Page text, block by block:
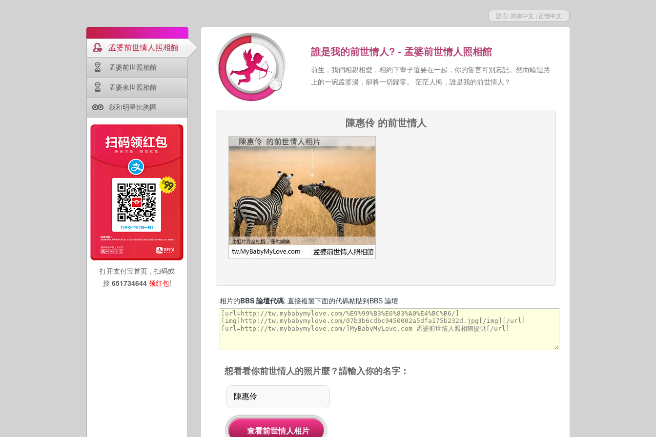
語言: 简体中文 | 正體中文
孟婆前世情人照相館
孟婆前世照相館
孟婆來世照相館
我和明星比胸圍
打开支付宝首页，扫码或
搜 651734644 领红包!
誰是我的前世情人? - 孟婆前世情人照相館
前生，我們相親相愛，相約下輩子還要在一起，你的誓言可別忘記。然而輪迴路
上的一碗孟婆湯，卻將一切歸零。 茫茫人悔，誰是我的前世情人？
陳惠伶 的前世情人
相片的BBS 論壇代碼: 直接複製下面的代碼粘貼到BBS 論壇
想看看你前世情人的照片麼？請輸入你的名字：